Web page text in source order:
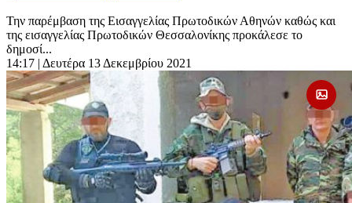
Την παρέμβαση της Εισαγγελίας Πρωτοδικών Αθηνών καθώς και
της εισαγγελίας Πρωτοδικών Θεσσαλονίκης προκάλεσε το
δημοσί...
14:17 | Δευτέρα 13 Δεκεμβρίου 2021